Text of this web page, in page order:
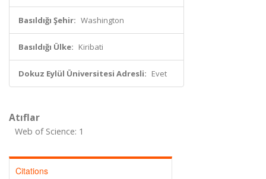
Basıldığı Şehir: Washington
Basıldığı Ülke: Kiribati
Dokuz Eylül Üniversitesi Adresli: Evet
Atıflar
Web of Science: 1
Citations